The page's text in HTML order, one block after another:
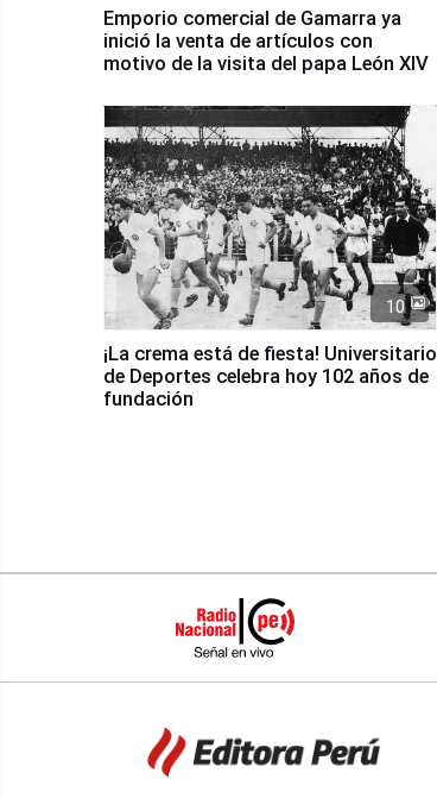
Emporio comercial de Gamarra ya
inició la venta de artículos con
motivo de la visita del papa León XIV
10
¡La crema está de fiesta! Universitario
de Deportes celebra hoy 102 años de
fundación